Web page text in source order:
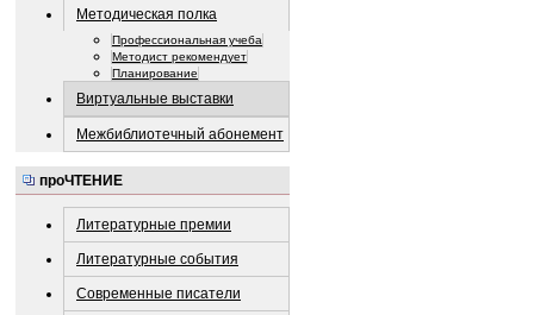
Методическая полка
Профессиональная учеба
Методист рекомендует
Планирование
Виртуальные выставки
Межбиблиотечный абонемент
проЧТЕНИЕ
Литературные премии
Литературные события
Современные писатели